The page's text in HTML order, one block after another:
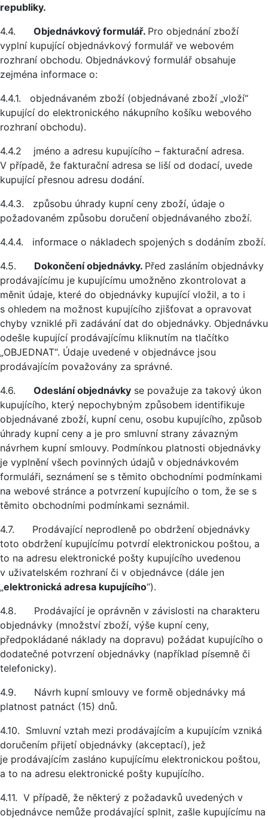
republiky.
4.4. Objednávkový formulář. Pro objednání zboží
vyplní kupující objednávkový formulář ve webovém
rozhraní obchodu. Objednávkový formulář obsahuje
zejména informace o:
4.4.1. objednávaném zboží (objednávané zboží „vloží“
kupující do elektronického nákupního košíku webového
rozhraní obchodu).
4.4.2 jméno a adresu kupujícího – fakturační adresa.
V případě, že fakturační adresa se liší od dodací, uvede
kupující přesnou adresu dodání.
4.4.3. způsobu úhrady kupní ceny zboží, údaje o
požadovaném způsobu doručení objednávaného zboží.
4.4.4. informace o nákladech spojených s dodáním zboží.
4.5. Dokončení objednávky. Před zasláním objednávky
prodávajícímu je kupujícímu umožněno zkontrolovat a
měnit údaje, které do objednávky kupující vložil, a to i
s ohledem na možnost kupujícího zjišťovat a opravovat
chyby vzniklé při zadávání dat do objednávky. Objednávku
odešle kupující prodávajícímu kliknutím na tlačítko
„OBJEDNAT“. Údaje uvedené v objednávce jsou
prodávajícím považovány za správné.
4.6. Odeslání objednávky se považuje za takový úkon
kupujícího, který nepochybným způsobem identifikuje
objednávané zboží, kupní cenu, osobu kupujícího, způsob
úhrady kupní ceny a je pro smluvní strany závazným
návrhem kupní smlouvy. Podmínkou platnosti objednávky
je vyplnění všech povinných údajů v objednávkovém
formuláři, seznámení se s těmito obchodními podmínkami
na webové stránce a potvrzení kupujícího o tom, že se s
těmito obchodními podmínkami seznámil.
4.7. Prodávající neprodleně po obdržení objednávky
toto obdržení kupujícímu potvrdí elektronickou poštou, a
to na adresu elektronické pošty kupujícího uvedenou
v uživatelském rozhraní či v objednávce (dále jen
„elektronická adresa kupujícího“).
4.8. Prodávající je oprávněn v závislosti na charakteru
objednávky (množství zboží, výše kupní ceny,
předpokládané náklady na dopravu) požádat kupujícího o
dodatečné potvrzení objednávky (například písemně či
telefonicky).
4.9. Návrh kupní smlouvy ve formě objednávky má
platnost patnáct (15) dnů.
4.10. Smluvní vztah mezi prodávajícím a kupujícím vzniká
doručením přijetí objednávky (akceptací), jež
je prodávajícím zasláno kupujícímu elektronickou poštou,
a to na adresu elektronické pošty kupujícího.
4.11. V případě, že některý z požadavků uvedených v
objednávce nemůže prodávající splnit, zašle kupujícímu na